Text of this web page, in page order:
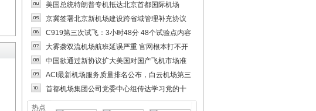
美国总统特朗普专机抵达北京首都国际机场
京冀签署北京新机场建设跨省域管理补充协议
C919第三次试飞：3小时48分 48个试验点内容
大雾袭双流机场航班延误严重 官网根本打不开
中国欲通过新协议扩大美国对国产飞机市场准
ACI最新机场服务质量排名公布，白云机场第三
首都机场集团公司党委中心组传达学习党的十
热点